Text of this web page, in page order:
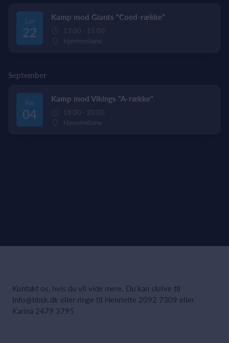
Lør
22
Kamp mod Giants "Coed-række"
13:00 - 15:00
Hjemmebane
September
Fre
04
Kamp mod Vikings "A-række"
18:00 - 20:00
Hjemmebane
Kontakt os, hvis du vil vide mere. Du kan skrive til
Info@bbsk.dk eller ringe til Henriette 2092 7309 eller
Karina 2479 3795